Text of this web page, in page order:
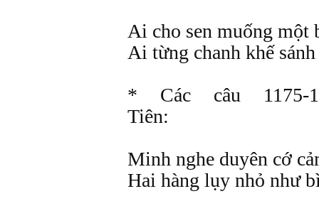
Ai cho sen muống một
Ai từng chanh khế
* Các câu 1175-
Tiên:
Minh nghe duyên cớ
Hai hàng lụy nhỏ như